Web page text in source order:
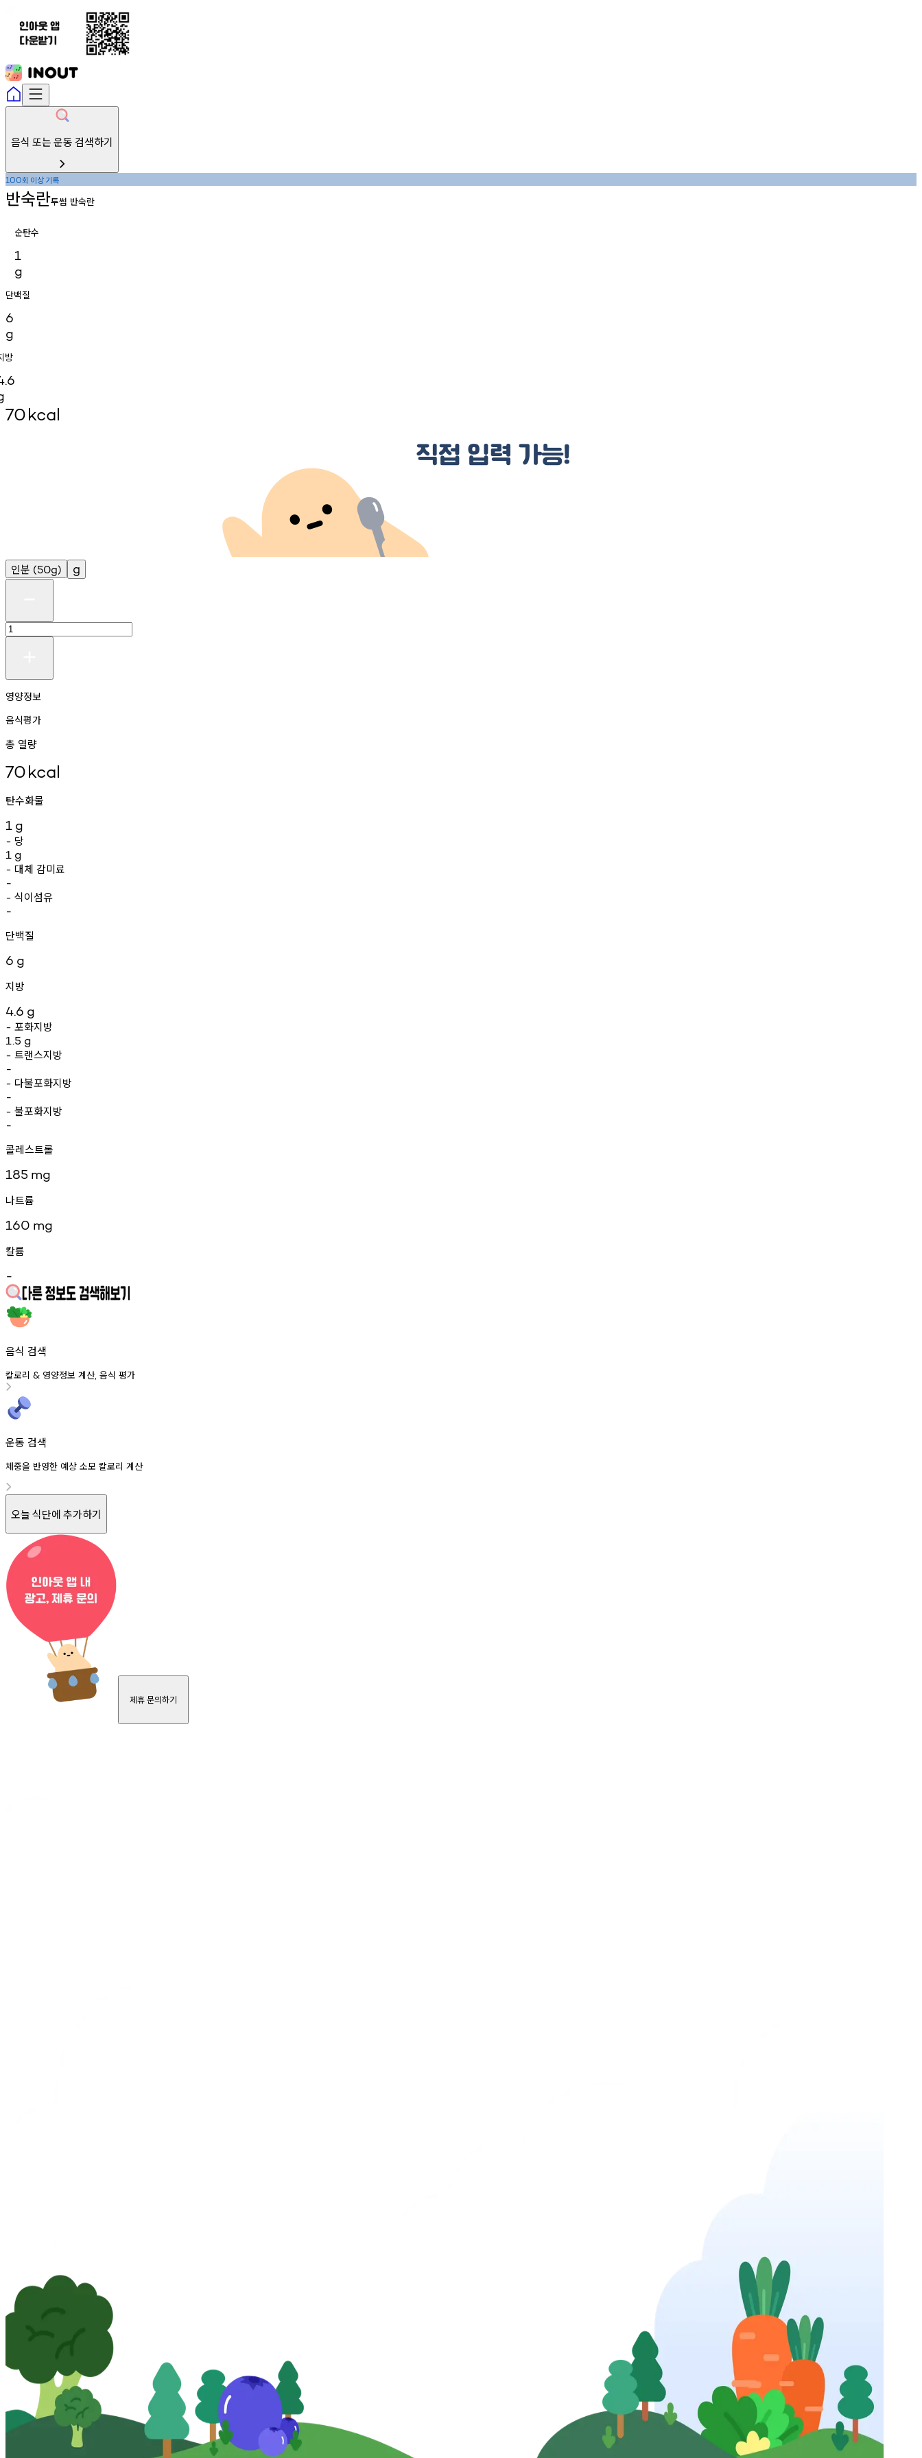
음식 또는 운동 검색하기
100회 이상기록
반숙란투썸 반숙란
순탄수
1
g
단백질
6
g
방
70kcal
인분 (50g) g
영양정보
음식평가
총 열량
70kcal
탄수화물
1 g
- 당
1 g
- 대체 감미료
-
- 식이섬유
-
단백질
6 g
지방
4.6 g
- 포화지방
1.5 g
- 트랜스지방
-
- 다불포화지방
-
- 불포화지방
-
콜레스트롤
185 mg
나트륨
160 mg
칼륨
-
음식 검색
칼로리 & 영양정보 계산, 음식 평가
운동 검색
체중을 반영한 예상 소모 칼로리 계산
오늘 식단에 추가하기
제휴 문의하기